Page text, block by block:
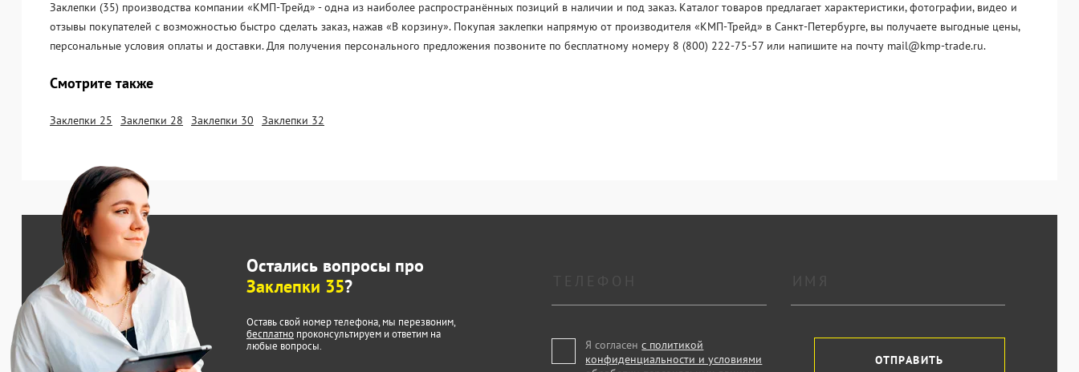
Заклепки (35) производства компании «KМП-Трейд» - одна из наиболее распространённых позиций в наличии и под заказ. Каталог товаров предлагает характеристики, фотографии, видео и
отзывы покупателей с возможностью быстро сделать заказ, нажав «В корзину». Покупая заклепки напрямую от производителя «KМП-Трейд» в Санкт-Петербурге, вы получаете выгодные цены,
персональные условия оплаты и доставки. Для получения персонального предложения позвоните по бесплатному номеру 8 (800) 222-75-57 или напишите на почту mail@kmp-trade.ru.
Смотрите также
Заклепки 25 Заклепки 28 Заклепки 30 Заклепки 32
Остались вопросы про
Заклепки 35?
Оставь свой номер телефона, мы перезвоним,
бесплатно проконсультируем и ответим на
любые вопросы.
Я согласенс политикой
конфиденциальности и условиями
ОТПРАВИТЬ